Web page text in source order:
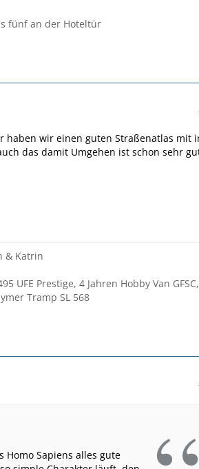
fünf an der Hoteltür
haben wir einen guten Straßenatlas mit
das damit Umgehen ist schon sehr
& Katrin
UFE Prestige, 4 Jahren Hobby Van
Tramp SL 568
Homo Sapiens alles gute